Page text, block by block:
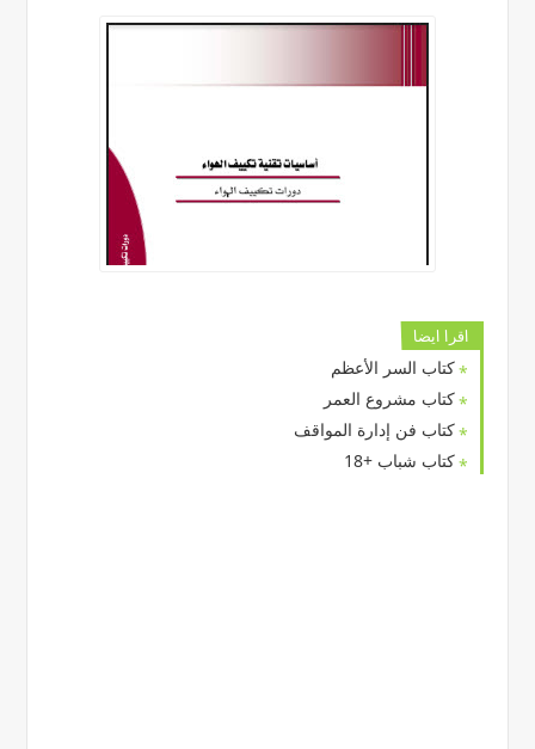
اقرا ايضا
كتاب السر الأعظم
كتاب مشروع العمر
كتاب فن إدارة المواقف
كتاب شباب +18